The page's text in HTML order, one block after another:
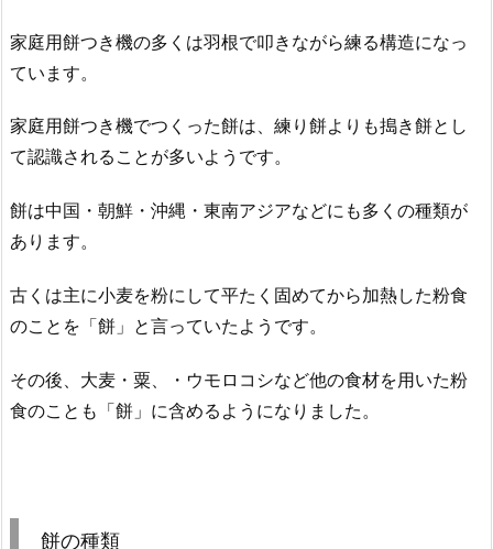
家庭用餅つき機の多くは羽根で叩きながら練る構造になっ
ています。
家庭用餅つき機でつくった餅は、練り餅よりも搗き餅とし
て認識されることが多いようです。
餅は中国・朝鮮・沖縄・東南アジアなどにも多くの種類が
あります。
古くは主に小麦を粉にして平たく固めてから加熱した粉食
のことを「餅」と言っていたようです。
その後、大麦・粟、・ウモロコシなど他の食材を用いた粉
食のことも「餅」に含めるようになりました。
餅の種類